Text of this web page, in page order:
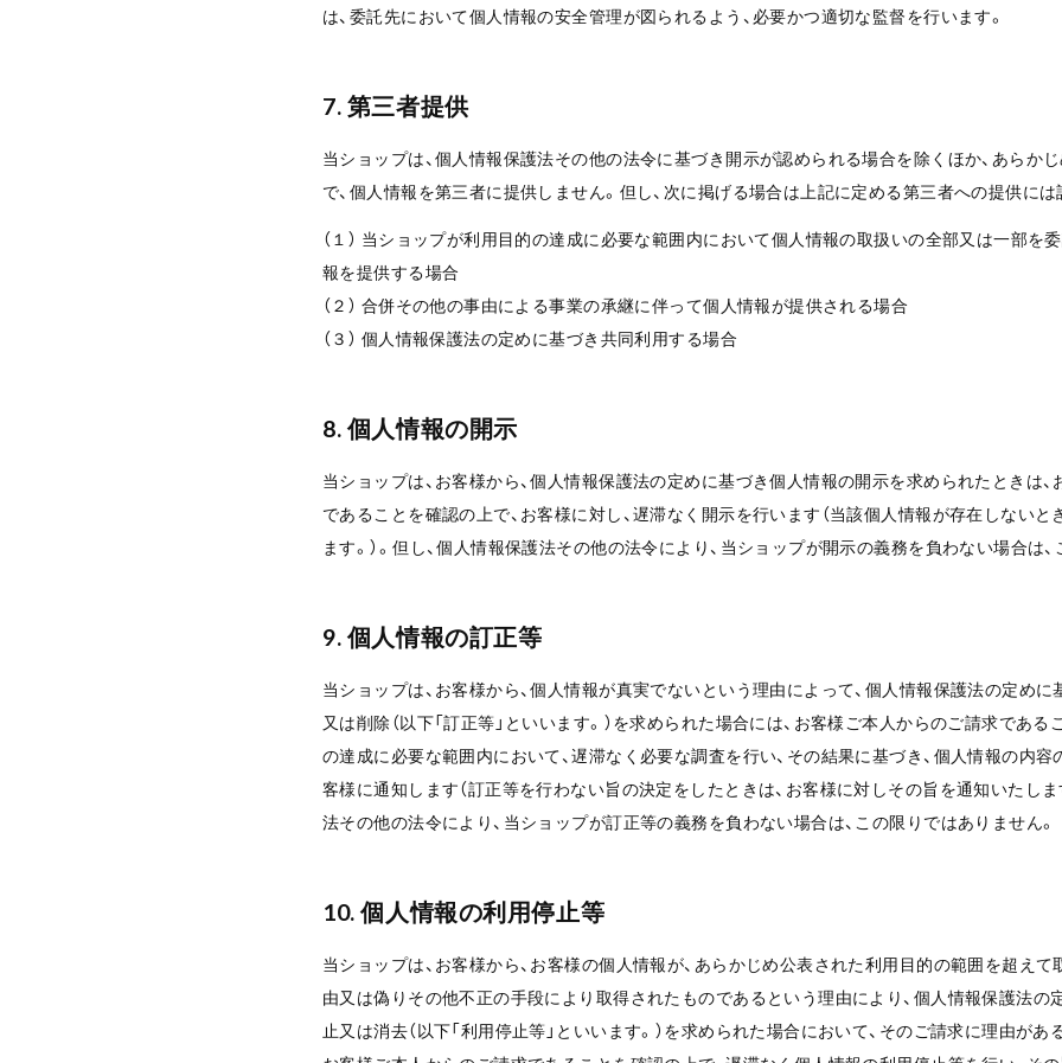
は、委託先において個人情報の安全管理が図られるよう、必要かつ適切な監督を行います。
7. 第三者提供
当ショップは、個人情報保護法その他の法令に基づき開示が認められる場合を除くほか、あらか
で、個人情報を第三者に提供しません。但し、次に掲げる場合は上記に定める第三者への提供には
（１） 当ショップが利用目的の達成に必要な範囲内において個人情報の取扱いの全部又は一部を
報を提供する場合
（２） 合併その他の事由による事業の承継に伴って個人情報が提供される場合
（３） 個人情報保護法の定めに基づき共同利用する場合
8. 個人情報の開示
当ショップは、お客様から、個人情報保護法の定めに基づき個人情報の開示を求められたときは
であることを確認の上で、お客様に対し、遅滞なく開示を行います（当該個人情報が存在しない
ます。）。但し、個人情報保護法その他の法令により、当ショップが開示の義務を負わない場合は
9. 個人情報の訂正等
当ショップは、お客様から、個人情報が真実でないという理由によって、個人情報保護法の定めに
又は削除（以下「訂正等」といいます。）を求められた場合には、お客様ご本人からのご請求である
の達成に必要な範囲内において、遅滞なく必要な調査を行い、その結果に基づき、個人情報の内容
客様に通知します（訂正等を行わない旨の決定をしたときは、お客様に対しその旨を通知いたしま
法その他の法令により、当ショップが訂正等の義務を負わない場合は、この限りではありません。
10. 個人情報の利用停止等
当ショップは、お客様から、お客様の個人情報が、あらかじめ公表された利用目的の範囲を超え
由又は偽りその他不正の手段により取得されたものであるという理由により、個人情報保護法の
止又は消去（以下「利用停止等」といいます。）を求められた場合において、そのご請求に理由があ